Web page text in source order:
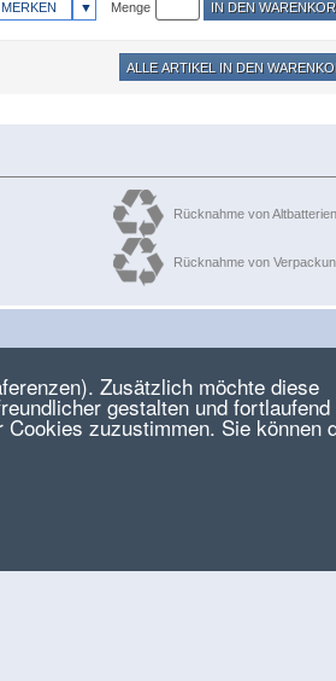
Zusätzlich möchte diese
gestalten und fortlaufend
zuzustimmen. Sie können
Menge
Rücknahme von Altbatterien
Rücknahme von